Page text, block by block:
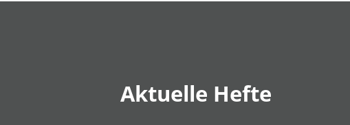
Aktuelle Hefte